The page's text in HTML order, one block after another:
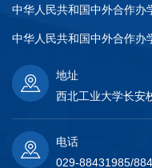
中华人民共和国中外合作办
中华人民共和国中外合作办
地址
西北工业大学长安
电话
029-88431985/